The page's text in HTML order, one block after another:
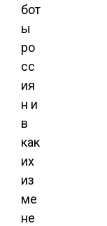
бот
ы
ро
сс
ия
н и
в
как
их
из
ме
не